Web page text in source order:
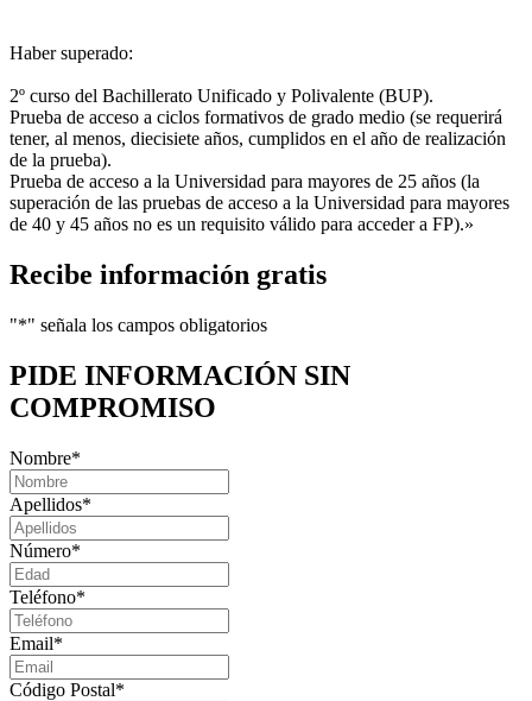
Haber superado:
2º curso del Bachillerato Unificado y Polivalente (BUP).
Prueba de acceso a ciclos formativos de grado medio (se requerirá
tener, al menos, diecisiete años, cumplidos en el año de realización
de la prueba).
Prueba de acceso a la Universidad para mayores de 25 años (la
superación de las pruebas de acceso a la Universidad para mayores
de 40 y 45 años no es un requisito válido para acceder a FP).»
Recibe información gratis
"*" señala los campos obligatorios
PIDE INFORMACIÓN SIN
COMPROMISO
Nombre*
Apellidos*
Número*
Teléfono*
Email*
Código Postal*